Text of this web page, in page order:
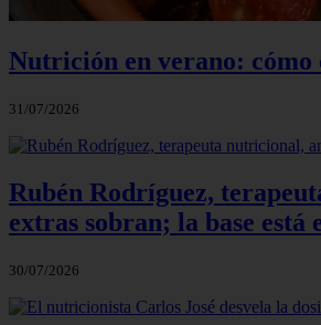
Nutrición en verano: cómo
31/07/2026
Rubén Rodríguez,
extras sobran; la base está
30/07/2026